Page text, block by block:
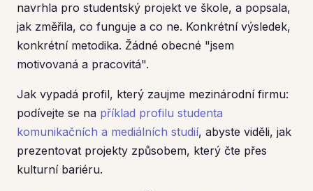
navrhla pro studentský projekt ve škole, a popsala,
jak změřila, co funguje a co ne. Konkrétní výsledek,
konkrétní metodika. Žádné obecné "jsem
motivovaná a pracovitá".
Jak vypadá profil, který zaujme mezinárodní firmu:
podívejte se na příklad profilu studenta
komunikačních a mediálních studií, abyste viděli, jak
prezentovat projekty způsobem, který čte přes
kulturní bariéru.